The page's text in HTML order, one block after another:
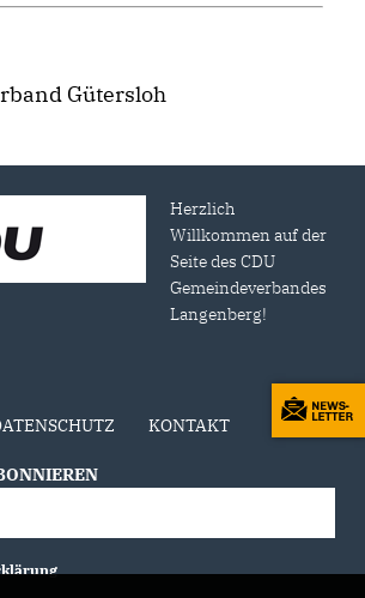
Gütersloh
Herzlich
Willkommen auf der
Seite des CDU
Gemeindeverbandes
Langenberg!
KONTAKT